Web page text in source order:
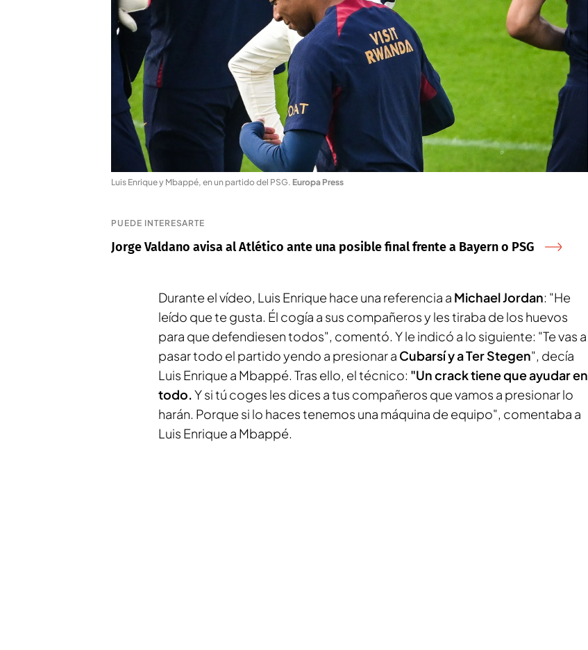
Luis Enrique y Mbappé, en un partido del PSG. Europa Press
PUEDE INTERESARTE
Jorge Valdano avisa al Atlético ante una posible final frente a Bayern o PSG
Durante el vídeo, Luis Enrique hace una referencia a Michael Jordan: "He
leído que te gusta. Él cogía a sus compañeros y les tiraba de los huevos
para que defendiesen todos", comentó. Y le indicó a lo siguiente: "Te vas a
pasar todo el partido yendo a presionar a Cubarsí y a Ter Stegen", decía
Luis Enrique a Mbappé. Tras ello, el técnico: "Un crack tiene que ayudar en
todo.Y si tú coges les dices a tus compañeros que vamos a presionar lo
harán. Porque si lo haces tenemos una máquina de equipo", comentaba a
Luis Enrique a Mbappé.